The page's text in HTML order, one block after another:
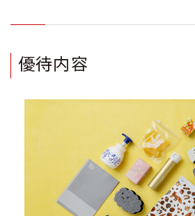
優待内容